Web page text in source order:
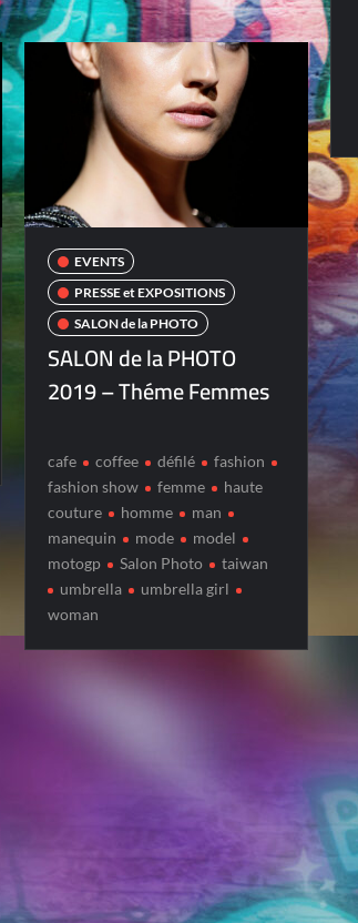
EVENTS
PRESSE et EXPOSITIONS
SALON de la PHOTO
SALON de la PHOTO
2019 – Théme Femmes
cafe coffee défilé
fashion
fashion show
femme
haute
couture
homme
man
manequin
mode
model
motogp
Salon Photo
taiwan
umbrella
umbrella girl
woman